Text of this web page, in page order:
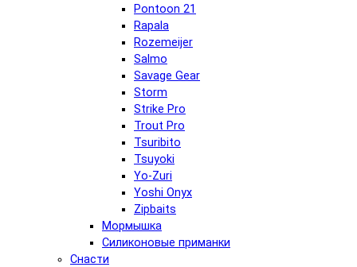
Pontoon 21
Rapala
Rozemeijer
Salmo
Savage Gear
Storm
Strike Pro
Trout Pro
Tsuribito
Tsuyoki
Yo-Zuri
Yoshi Onyx
Zipbaits
Мормышка
Силиконовые приманки
Снасти